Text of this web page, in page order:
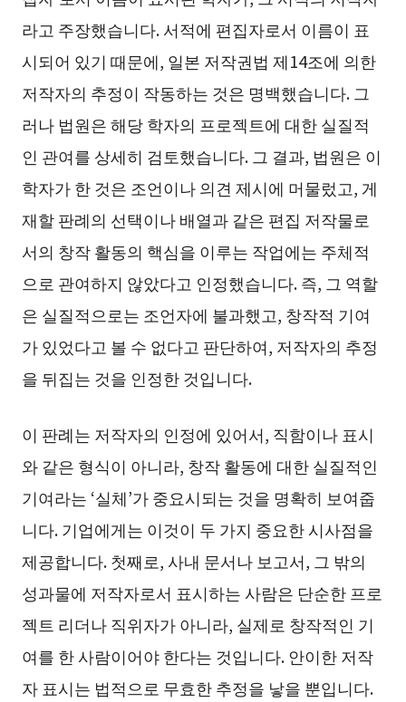
라고 주장했습니다. 서적에 편집자로서 이름이 표
시되어 있기 때문에, 일본 저작권법 제14조에 의한
저작자의 추정이 작동하는 것은 명백했습니다. 그
러나 법원은 해당 학자의 프로젝트에 대한 실질적
인 관여를 상세히 검토했습니다. 그 결과, 법원은 이
학자가 한 것은 조언이나 의견 제시에 머물렀고, 게
재할 판례의 선택이나 배열과 같은 편집 저작물로
서의 창작 활동의 핵심을 이루는 작업에는 주체적
으로 관여하지 않았다고 인정했습니다. 즉, 그 역할
은 실질적으로는 조언자에 불과했고, 창작적 기여
가 있었다고 볼 수 없다고 판단하여, 저작자의 추정
을 뒤집는 것을 인정한 것입니다.
이 판례는 저작자의 인정에 있어서, 직함이나 표시
와 같은 형식이 아니라, 창작 활동에 대한 실질적인
기여라는 ‘실체’가 중요시되는 것을 명확히 보여줍
니다. 기업에게는 이것이 두 가지 중요한 시사점을
제공합니다. 첫째로, 사내 문서나 보고서, 그 밖의
성과물에 저작자로서 표시하는 사람은 단순한 프로
젝트 리더나 직위자가 아니라, 실제로 창작적인 기
여를 한 사람이어야 한다는 것입니다. 안이한 저작
자 표시는 법적으로 무효한 추정을 낳을 뿐입니다.